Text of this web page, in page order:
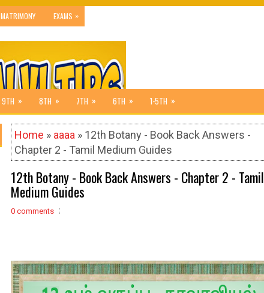
MATRIMONY EXAMS »
9TH » 8TH » 7TH » 6TH » 1-5TH »
Home » aaaa » 12th Botany - Book Back Answers -
Chapter 2 - Tamil Medium Guides
12th Botany - Book Back Answers - Chapter 2 - Tamil
Medium Guides
0 comments